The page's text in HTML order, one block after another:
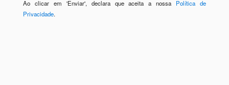
Ao clicar em 'Enviar', declara que aceita a nossa Política de
Privacidade.